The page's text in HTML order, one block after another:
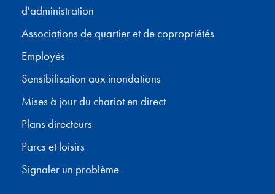
d'administration
Associations de quartier et de copropriétés
Employés
Sensibilisation aux inondations
Mises à jour du chariot en direct
Plans directeurs
Parcs et loisirs
Signaler un problème